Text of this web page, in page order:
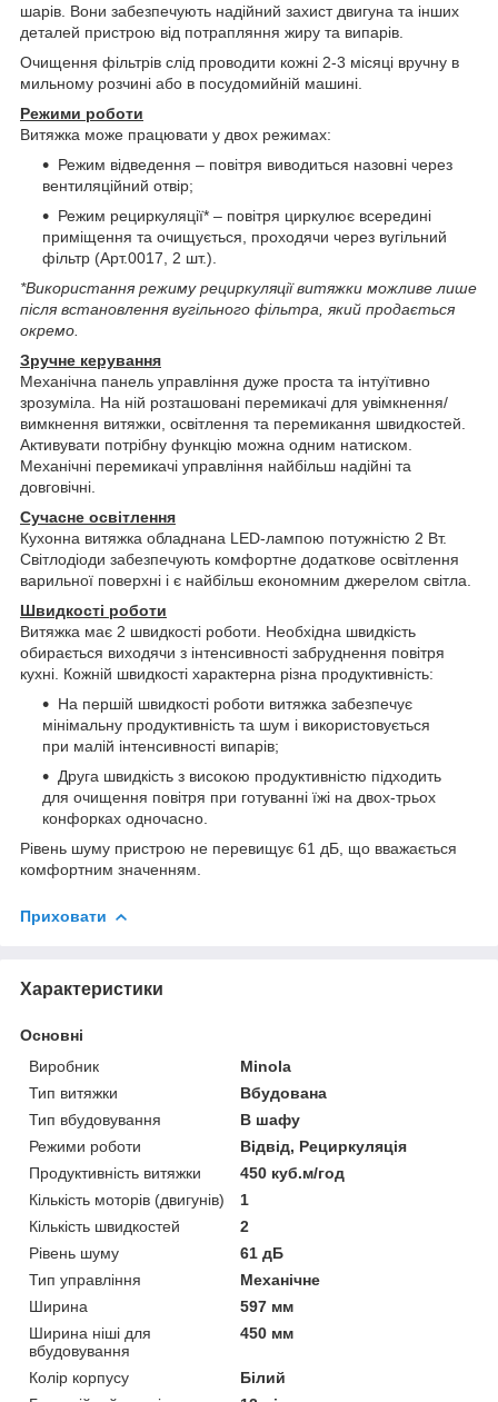
шарів. Вони забезпечують надійний захист двигуна та інших
деталей пристрою від потрапляння жиру та випарів.
Очищення фільтрів слід проводити кожні 2-3 місяці вручну в
мильному розчині або в посудомийній машині.
Режими роботи
Витяжка може працювати у двох режимах:
Режим відведення – повітря виводиться назовні через
вентиляційний отвір;
Режим рециркуляції* – повітря циркулює всередині
приміщення та очищується, проходячи через вугільний
фільтр (Арт.0017, 2 шт.).
*Використання режиму рециркуляції витяжки можливе лише
після встановлення вугільного фільтра, який продається
окремо.
Зручне керування
Механічна панель управління дуже проста та інтуїтивно
зрозуміла. На ній розташовані перемикачі для увімкнення/
вимкнення витяжки, освітлення та перемикання швидкостей.
Активувати потрібну функцію можна одним натиском.
Механічні перемикачі управління найбільш надійні та
довговічні.
Сучасне освітлення
Кухонна витяжка обладнана LED-лампою потужністю 2 Вт.
Світлодіоди забезпечують комфортне додаткове освітлення
варильної поверхні і є найбільш економним джерелом світла.
Швидкості роботи
Витяжка має 2 швидкості роботи. Необхідна швидкість
обирається виходячи з інтенсивності забруднення повітря
кухні. Кожній швидкості характерна різна продуктивність:
На першій швидкості роботи витяжка забезпечує
мінімальну продуктивність та шум і використовується
при малій інтенсивності випарів;
Друга швидкість з високою продуктивністю підходить
для очищення повітря при готуванні їжі на двох-трьох
конфорках одночасно.
Рівень шуму пристрою не перевищує 61 дБ, що вважається
комфортним значенням.
Приховати
Характеристики
Основні
Виробник
Minola
Тип витяжки
Вбудована
Тип вбудовування
В шафу
Режими роботи
Відвід, Рециркуляція
Продуктивність витяжки
450 куб.м/год
Кількість моторів (двигунів)
1
Кількість швидкостей
2
Рівень шуму
61 дБ
Тип управління
Механічне
Ширина
597 мм
Ширина ніші для
вбудовування
450 мм
Колір корпусу
Білий